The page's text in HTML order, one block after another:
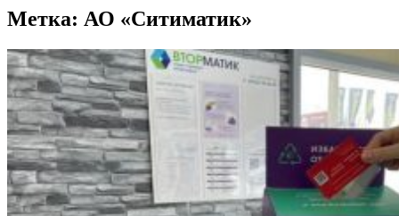
Метка: АО «Ситиматик»